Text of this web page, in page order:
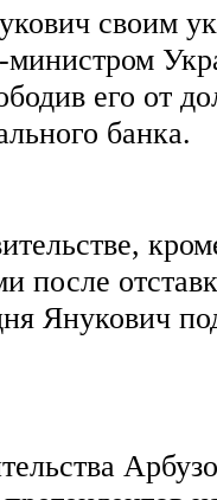
своим
его от
банка.
после
Янукович